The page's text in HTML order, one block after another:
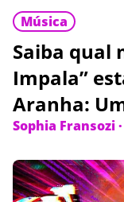
Música
Saiba qual
Impala”
Aranha:
Sophia Fransozi·